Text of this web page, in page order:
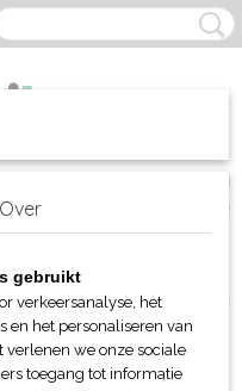
(0)
Over
gebruikt
verkeersanalyse, het
en het personaliseren van
verlenen we onze sociale
toegang tot informatie